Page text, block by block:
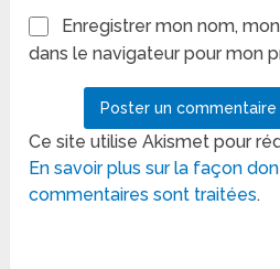
Enregistrer mon nom,
dans le navigateur pour mon
Ce site utilise Akismet pour
En savoir plus sur la façon
commentaires sont traitées.